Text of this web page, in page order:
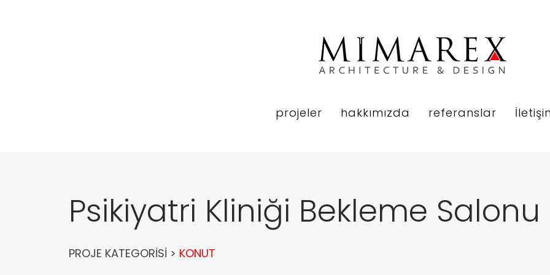
projeler hakkımızda referanslar
Psikiyatri Kliniği Bekleme Salonu
PROJE KATEGORİSİ > KONUT